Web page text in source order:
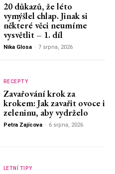
20 důkazů, že léto
vymýšlel chlap. Jinak si
některé věci neumíme
vysvětlit – 1. díl
Nika Glosa - 7 srpna, 2026
RECEPTY
Zavařování krok za
krokem: Jak zavařit ovoce i
zeleninu, aby vydrželo
Petra Zajícova - 6 srpna, 2026
LETNÍ TIPY